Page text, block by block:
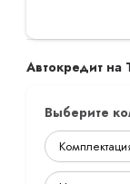
Автокредит на
Выберите